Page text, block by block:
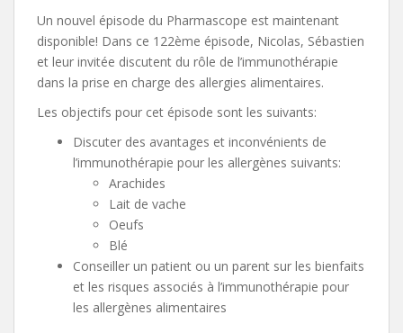
Un nouvel épisode du Pharmascope est maintenant
disponible! Dans ce 122ème épisode, Nicolas, Sébastien
et leur invitée discutent du rôle de l’immunothérapie
dans la prise en charge des allergies alimentaires.
Les objectifs pour cet épisode sont les suivants:
Discuter des avantages et inconvénients de
l’immunothérapie pour les allergènes suivants:
Arachides
Lait de vache
Oeufs
Blé
Conseiller un patient ou un parent sur les bienfaits
et les risques associés à l’immunothérapie pour
les allergènes alimentaires